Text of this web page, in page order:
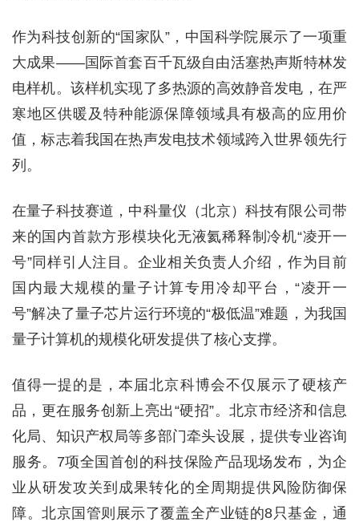
作为科技创新的“国家队”，中国科学院展示了一项重
大成果——国际首套百千瓦级自由活塞热声斯特林发
电样机。该样机实现了多热源的高效静音发电，在严
寒地区供暖及特种能源保障领域具有极高的应用价
值，标志着我国在热声发电技术领域跨入世界领先行
列。
在量子科技赛道，中科量仪（北京）科技有限公司带
来的国内首款方形模块化无液氦稀释制冷机“凌开一
号”同样引人注目。企业相关负责人介绍，作为目前
国内最大规模的量子计算专用冷却平台，“凌开一
号”解决了量子芯片运行环境的“极低温”难题，为我国
量子计算机的规模化研发提供了核心支撑。
值得一提的是，本届北京科博会不仅展示了硬核产
品，更在服务创新上亮出“硬招”。北京市经济和信息
化局、知识产权局等多部门牵头设展，提供专业咨询
服务。7项全国首创的科技保险产品现场发布，为企
业从研发攻关到成果转化的全周期提供风险防御保
障。北京国管则展示了覆盖全产业链的8只基金，通